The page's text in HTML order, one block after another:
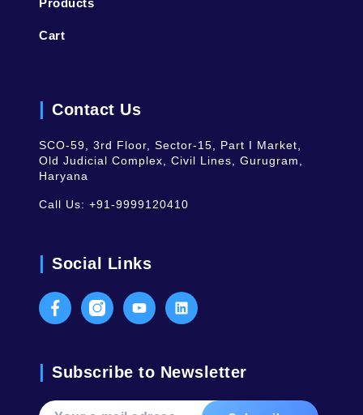
Products
Cart
Contact Us
SCO-59, 3rd Floor, Sector-15, Part I Market,
Old Judicial Complex, Civil Lines, Gurugram,
Haryana
Call Us: +91-9999120410
Social Links
FacebookInstagramYoutubeLinkedIn
Subscribe to Newsletter